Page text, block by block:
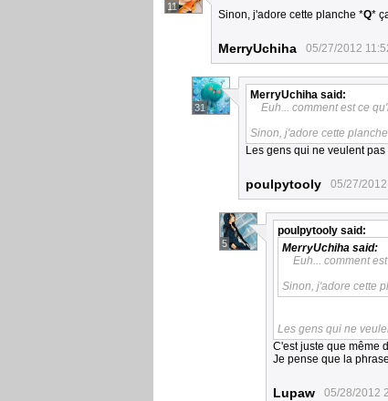
11
Sinon, j'adore cette planche *Q*
MerryUchiha 05/27/2012
31
MerryUchiha said:
Euh... comment est ce
Sinon, j'adore cette
Les gens qui ne veulent
poulpytooly 05/27/
5
poulpytooly said:
MerryUchiha said:
Euh... comment
Sinon, j'adore cette
Les gens qui ne
C'est juste que même
Je pense que la
Lupaw 05/28/2012